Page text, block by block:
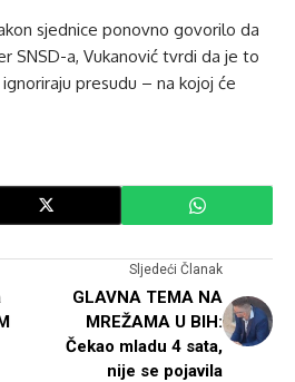
sjednice ponovno govorilo da
SNSD-a, Vukanović tvrdi da je to
presudu – na kojoj će
Sljedeći Članak
GLAVNA TEMA NA
MREŽAMA U BIH:
Čekao mladu 4 sata,
nije se pojavila